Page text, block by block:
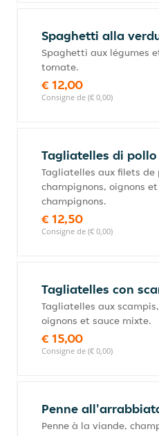
Spaghetti alla
Spaghetti aux légumes
tomate.
€ 12,00
Consigne de (€ 0,00)
Tagliatelles di
Tagliatelles aux filets de
champignons, oignons
champignons.
€ 12,50
Consigne de (€ 0,00)
Tagliatelles con
Tagliatelles aux
oignons et sauce mixte.
€ 15,00
Consigne de (€ 0,00)
Penne
Penne à la viande,